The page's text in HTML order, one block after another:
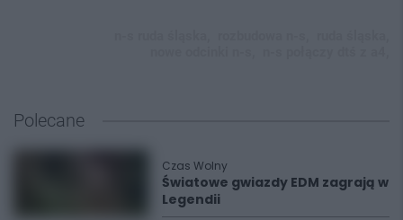
Polecane
Czas Wolny
Światowe gwiazdy EDM zagrają w
Legendii